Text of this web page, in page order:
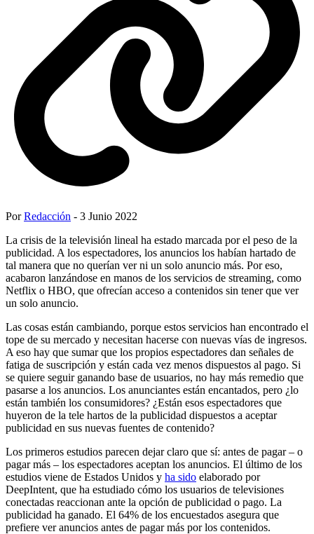
PorRedacción - 3 Junio 2022
La crisis de la televisión lineal ha estado marcada por el peso de la
publicidad. A los espectadores, los anuncios los habían hartado de
tal manera que no querían ver ni un solo anuncio más. Por eso,
acabaron lanzándose en manos de los servicios de streaming, como
Netflix o HBO, que ofrecían acceso a contenidos sin tener que ver
un solo anuncio.
Las cosas están cambiando, porque estos servicios han encontrado el
tope de su mercado y necesitan hacerse con nuevas vías de ingresos.
A eso hay que sumar que los propios espectadores dan señales de
fatiga de suscripción y están cada vez menos dispuestos al pago. Si
se quiere seguir ganando base de usuarios, no hay más remedio que
pasarse a los anuncios. Los anunciantes están encantados, pero ¿lo
están también los consumidores? ¿Están esos espectadores que
huyeron de la tele hartos de la publicidad dispuestos a aceptar
publicidad en sus nuevas fuentes de contenido?
Los primeros estudios parecen dejar claro que sí: antes de pagar – o
pagar más – los espectadores aceptan los anuncios. El último de los
estudios viene de Estados Unidos y ha sido elaborado por
DeepIntent, que ha estudiado cómo los usuarios de televisiones
conectadas reaccionan ante la opción de publicidad o pago. La
publicidad ha ganado. El 64% de los encuestados asegura que
prefiere ver anuncios antes de pagar más por los contenidos.